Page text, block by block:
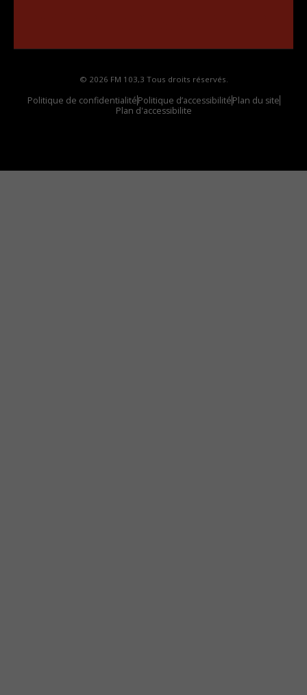
© 2026 FM 103,3 Tous droits réservés.
Politique de confidentialitéPolitique d’accessibilitéPlan du site
Plan d'accessibilite